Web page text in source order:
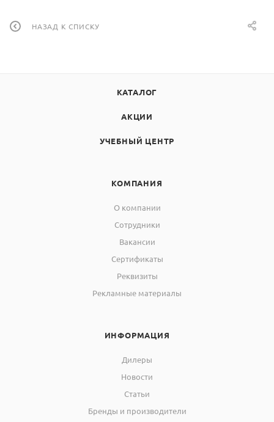
НАЗАД К СПИСКУ
КАТАЛОГ
АКЦИИ
УЧЕБНЫЙ ЦЕНТР
КОМПАНИЯ
О компании
Сотрудники
Вакансии
Сертификаты
Реквизиты
Рекламные материалы
ИНФОРМАЦИЯ
Дилеры
Новости
Статьи
Бренды и производители